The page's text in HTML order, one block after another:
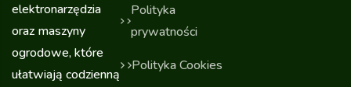
elektronarzędzia
oraz maszyny
ogrodowe, które
ułatwiają codzienną
Polityka
prywatności
Polityka Cookies